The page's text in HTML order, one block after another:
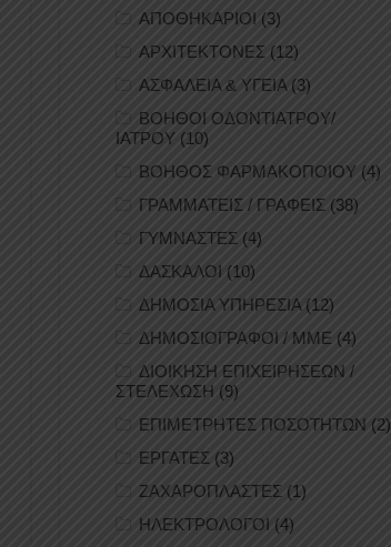
ΑΠΟΘΗΚΑΡΙΟΙ (3)
ΑΡΧΙΤΕΚΤΟΝΕΣ (12)
ΑΣΦΑΛΕΙΑ & ΥΓΕΙΑ (3)
ΒΟΗΘΟΙ ΟΔΟΝΤΙΑΤΡΟΥ/
ΙΑΤΡΟΥ(10)
ΒΟΗΘΟΣ ΦΑΡΜΑΚΟΠΟΙΟΥ (4)
ΓΡΑΜΜΑΤΕΙΣ / ΓΡΑΦΕΙΣ (38)
ΓΥΜΝΑΣΤΕΣ (4)
ΔΑΣΚΑΛΟΙ (10)
ΔΗΜΟΣΙΑ ΥΠΗΡΕΣΙΑ (12)
ΔΗΜΟΣΙΟΓΡΑΦΟΙ / ΜΜΕ (4)
ΔΙΟΙΚΗΣΗ ΕΠΙΧΕΙΡΗΣΕΩΝ /
ΣΤΕΛΕΧΩΣΗ (9)
ΕΠΙΜΕΤΡΗΤΕΣ ΠΟΣΟΤΗΤΩΝ (2)
ΕΡΓΑΤΕΣ (3)
ΖΑΧΑΡΟΠΛΑΣΤΕΣ (1)
ΗΛΕΚΤΡΟΛΟΓΟΙ (4)